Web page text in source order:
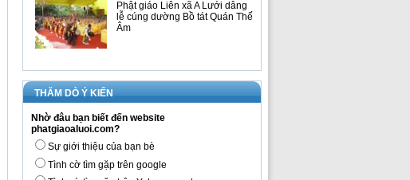
Phật giáo Liên xã A Lưới dâng
lễ cúng dường Bồ tát Quán Thế
Âm
THĂM DÒ Ý KIẾN
Nhờ đâu bạn biết đến website
phatgiaoaluoi.com?
Sự giới thiệu của bạn bè
Tình cờ tìm gặp trên google